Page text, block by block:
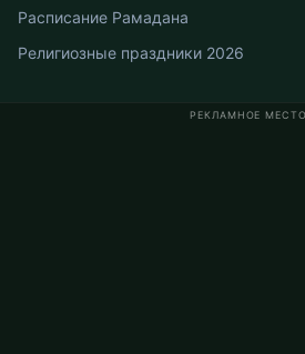
РЕКЛАМНОЕ МЕСТО
Расписание Рамадана
Религиозные праздники 2026
Время намаза в Германии